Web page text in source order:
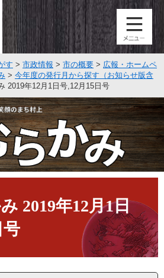
す > 市政情報 > 市の概要 > 広報・ホームペ
> 今年度の発行月から探す（お知らせ版含
2019年12月1日号,12月15日号
2019年12月1日
号